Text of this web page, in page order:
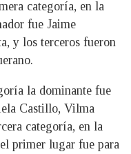
categoría, en la
fue Jaime
y los terceros fueron
la dominante fue
Castillo, Vilma
categoría, en la
primer lugar fue para